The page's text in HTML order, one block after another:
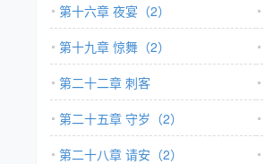
第十六章 夜宴（2）
第十九章 惊舞（2）
第二十二章 刺客
第二十五章 守岁（2）
第二十八章 请安（2）